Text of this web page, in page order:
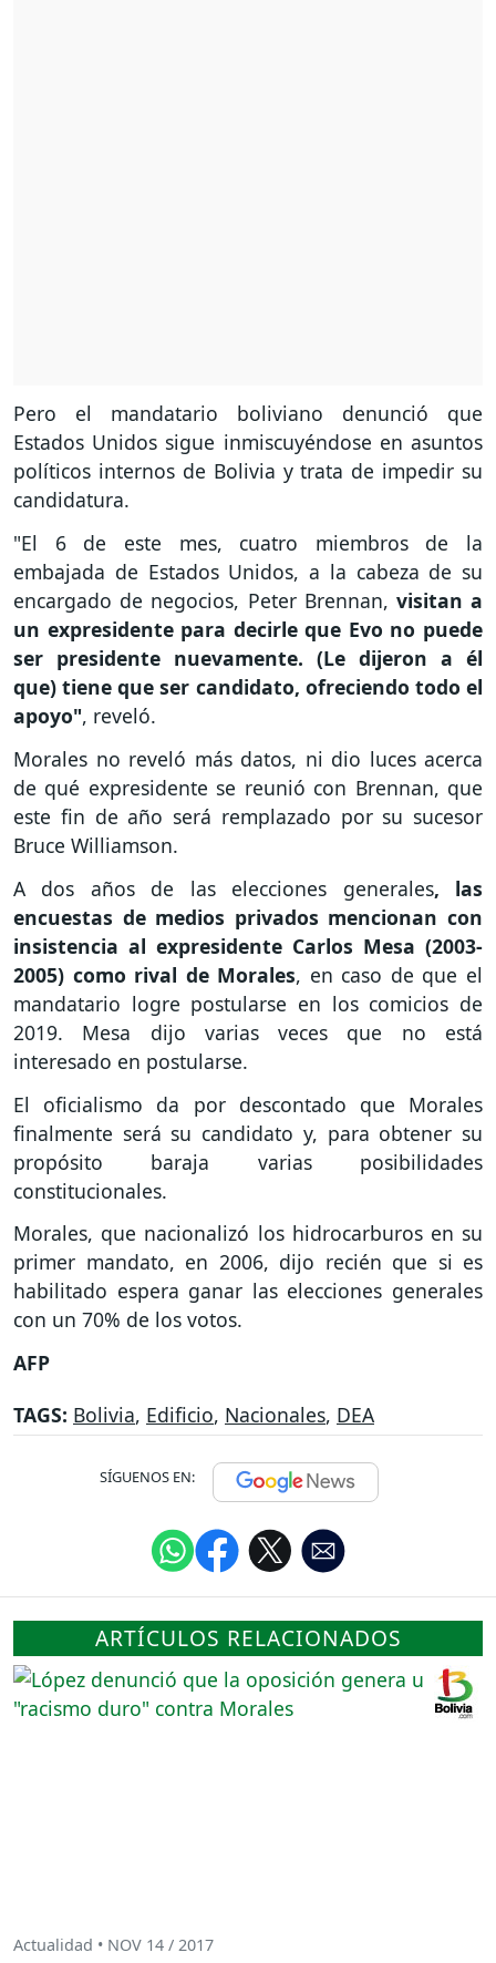
Pero el mandatario boliviano denunció que
Estados Unidos sigue inmiscuyéndose en asuntos
políticos internos de Bolivia y trata de impedir su
candidatura.
"El 6 de este mes, cuatro miembros de la
embajada de Estados Unidos, a la cabeza de su
encargado de negocios, Peter Brennan, visitan a
un expresidente para decirle que Evo no puede
ser presidente nuevamente. (Le dijeron a él
que) tiene que ser candidato, ofreciendo todo el
apoyo", reveló.
Morales no reveló más datos, ni dio luces acerca
de qué expresidente se reunió con Brennan, que
este fin de año será remplazado por su sucesor
Bruce Williamson.
A dos años de las elecciones generales, las
encuestas de medios privados mencionan con
insistencia al expresidente Carlos Mesa (2003-
2005) como rival de Morales, en caso de que el
mandatario logre postularse en los comicios de
2019. Mesa dijo varias veces que no está
interesado en postularse.
El oficialismo da por descontado que Morales
finalmente será su candidato y, para obtener su
propósito baraja varias posibilidades
constitucionales.
Morales, que nacionalizó los hidrocarburos en su
primer mandato, en 2006, dijo recién que si es
habilitado espera ganar las elecciones generales
con un 70% de los votos.
AFP
TAGS: Bolivia, Edificio, Nacionales, DEA
SÍGUENOS EN:
ARTÍCULOS RELACIONADOS
Actualidad • NOV 14 / 2017